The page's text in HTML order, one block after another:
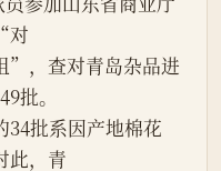
对
”，查对青岛杂品进
批。
34批系因产地棉花
此，青